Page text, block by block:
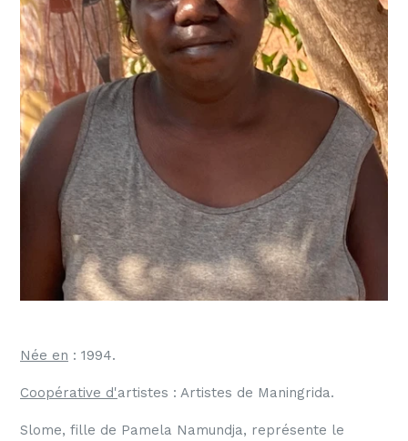
Née en : 1994.
Coopérative d'artistes : Artistes de Maningrida.
Slome, fille de Pamela Namundja, représente le